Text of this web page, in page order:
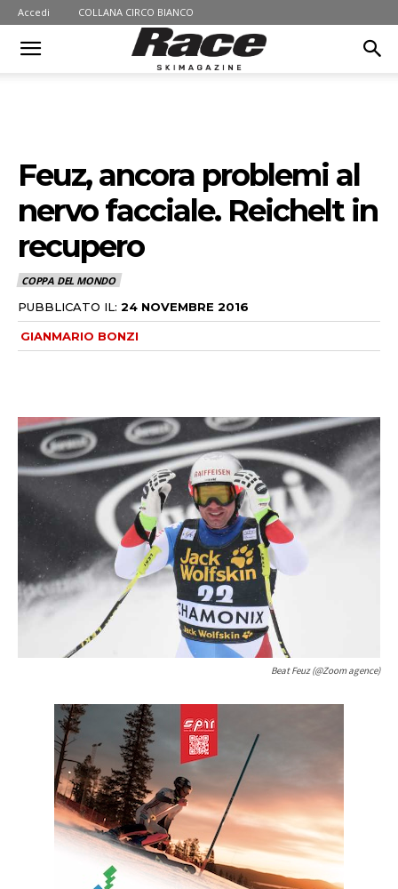
Accedi COLLANA CIRCO BIANCO
Feuz, ancora problemi al
nervo facciale. Reichelt in
recupero
COPPA DEL MONDO
PUBBLICATO IL: 24 NOVEMBRE 2016
GIANMARIO BONZI
Beat Feuz (@Zoom agence)